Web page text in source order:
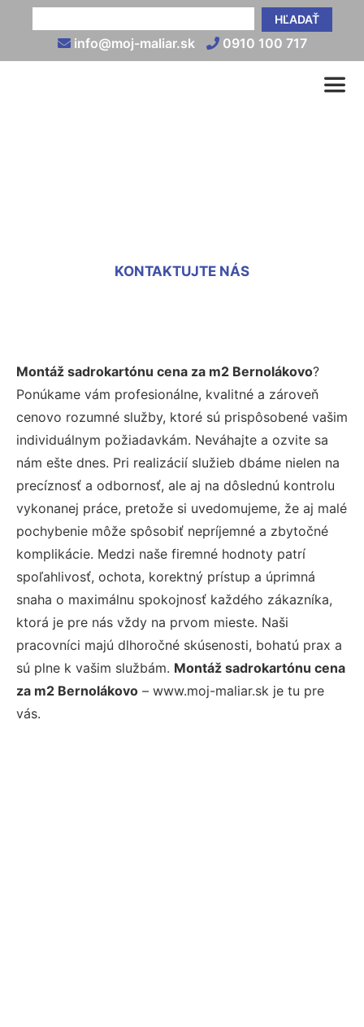
HĽADAŤ
info@moj-maliar.sk 0910 100 717
KONTAKTUJTE NÁS
Montáž sadrokartónu cena za m2 Bernolákovo?
Ponúkame vám profesionálne, kvalitné a zároveň
cenovo rozumné služby, ktoré sú prispôsobené vašim
individuálnym požiadavkám. Neváhajte a ozvite sa
nám ešte dnes. Pri realizácií služieb dbáme nielen na
precíznosť a odbornosť, ale aj na dôslednú kontrolu
vykonanej práce, pretože si uvedomujeme, že aj malé
pochybenie môže spôsobiť nepríjemné a zbytočné
komplikácie. Medzi naše firemné hodnoty patrí
spoľahlivosť, ochota, korektný prístup a úprimná
snaha o maximálnu spokojnosť každého zákazníka,
ktorá je pre nás vždy na prvom mieste. Naši
pracovníci majú dlhoročné skúsenosti, bohatú prax a
sú plne k vašim službám. Montáž sadrokartónu cena
za m2 Bernolákovo – www.moj-maliar.sk je tu pre
vás.